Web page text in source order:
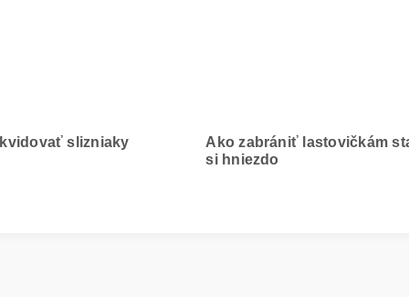
slizniaky
Ako zabrániť lastovičkám
si hniezdo